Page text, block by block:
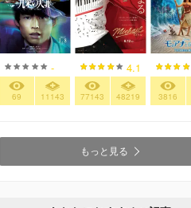
-
69 11143
4.1
77143 48219 3816
もっと見る